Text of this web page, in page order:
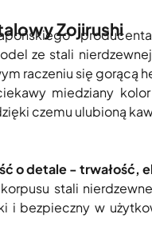
Zojirushi
ze stali
raczeniu się gorącą
miedziany
czemu ulubioną
o detale - trwałość,
stali
i bezpieczny w